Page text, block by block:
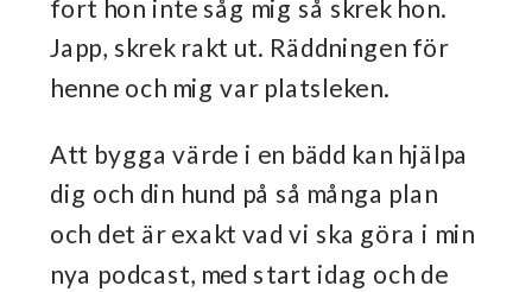
fort hon inte såg mig så skrek hon.
Japp, skrek rakt ut. Räddningen för
henne och mig var platsleken.
Att bygga värde i en bädd kan hjälpa
dig och din hund på så många plan
och det är exakt vad vi ska göra i min
nya podcast, med start idag och de